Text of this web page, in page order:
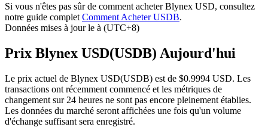
Futures utilisant l'USDT comme garantie
Si vous n'êtes pas sûr de comment acheter Blynex USD, consultez
notre guide complet Comment Acheter USDB.
Données mises à jour le à (UTC+8)
Prix Blynex USD(USDB) Aujourd'hui
Le prix actuel de Blynex USD(USDB) est de $0.9994 USD. Les
transactions ont récemment commencé et les métriques de
changement sur 24 heures ne sont pas encore pleinement établies.
Les données du marché seront affichées une fois qu'un volume
d'échange suffisant sera enregistré.